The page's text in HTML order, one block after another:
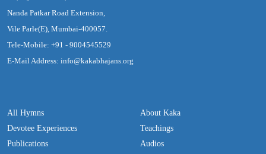
Nanda Patkar Road Extension,
Vile Parle(E), Mumbai-400057.
Tele-Mobile: +91 - 9004545529
E-Mail Address: info@kakabhajans.org
All Hymns
Devotee Experiences
Publications
About Kaka
Teachings
Audios